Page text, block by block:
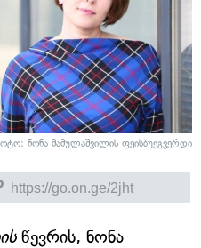
ნონა მამულაშვილის ფეისბუქგვერდი
წევრის, ნონა